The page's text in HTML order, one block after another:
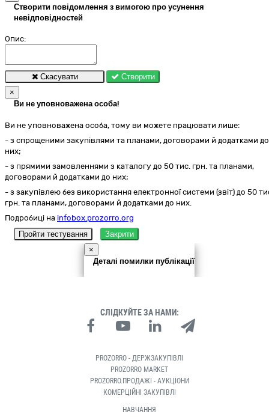
Створити повідомлення з вимогою про усунення
невідповідностей
Опис:
Скасувати
Створити
×
Ви не уповноважена особа!
Ви не уповноважена особа, тому ви можете працювати лише:
- з спрощеними закупівлями та планами, договорами й додатками до
них;
- з прямими замовленнями з каталогу до 50 тис. грн. та планами,
договорами й додатками до них;
- з закупівлею без використання електронної системи (звіт) до 50
грн. та планами, договорами й додатками до них.
Подробиці на infobox.prozorro.org
Пройти тестування
Закрити
×
Деталі помилки публікації
СЛІДКУЙТЕ ЗА НАМИ:
PROZORRO - ДЕРЖЗАКУПІВЛІ
PROZORRO MARKET
PROZORRO.ПРОДАЖІ - АУКЦІОНИ
КОМЕРЦІЙНІ ЗАКУПІВЛІ
НАВЧАННЯ